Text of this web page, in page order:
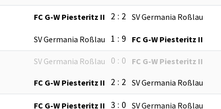
FC G-W Piesteritz II 2 : 2 SV Germania Roßlau
SV Germania Roßlau 1 : 9 FC G-W Piesteritz II
SV Germania Roßlau 0 : 0 FC G-W Piesteritz II
FC G-W Piesteritz II 2 : 2 SV Germania Roßlau
FC G-W Piesteritz II 3 : 0 SV Germania Roßlau